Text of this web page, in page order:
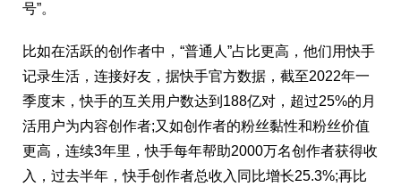
号”。
比如在活跃的创作者中，“普通人”占比更高，他们用快手
记录生活，连接好友，据快手官方数据，截至2022年一
季度末，快手的互关用户数达到188亿对，超过25%的月
活用户为内容创作者;又如创作者的粉丝黏性和粉丝价值
更高，连续3年里，快手每年帮助2000万名创作者获得收
入，过去半年，快手创作者总收入同比增长25.3%;再比